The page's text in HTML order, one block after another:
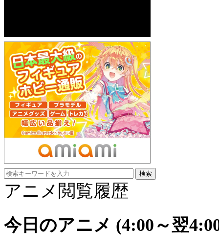
アニメ閲覧履歴
今日のアニメ (4:00～翌